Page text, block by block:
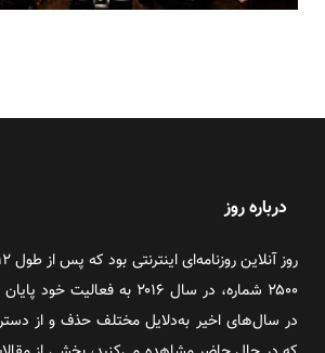
درباره روز
۲۵۰۰ شماره، در سال ۲۰۱۶ به
در سال‌های اخیر به‌دلایل مختلف حذف و از